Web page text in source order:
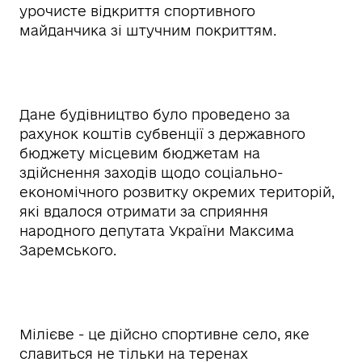
урочисте відкриття спортивного
майданчика зі штучним покриттям.
Дане будівництво було проведено за
рахунок коштів субвенції з державного
бюджету місцевим бюджетам на
здійснення заходів щодо соціально-
економічного розвитку окремих територій,
які вдалося отримати за сприяння
народного депутата України Максима
Заремського.
Мілієве - це дійсно спортивне село, яке
славиться не тільки на теренах